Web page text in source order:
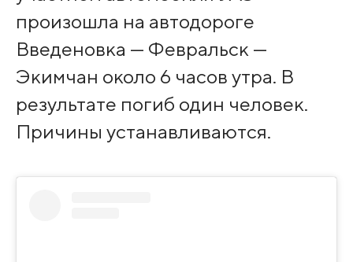
произошла на автодороге
Введеновка — Февральск —
Экимчан около 6 часов утра. В
результате погиб один человек.
Причины устанавливаются.